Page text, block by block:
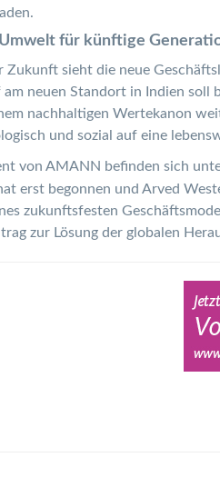
für künftige
Zukunft sieht die neue
am neuen Standort in Indien
nachhaltigen Wertekanon
und sozial auf eine
von AMANN befinden sich
erst begonnen und Arved
zukunftsfesten
zur Lösung der globalen